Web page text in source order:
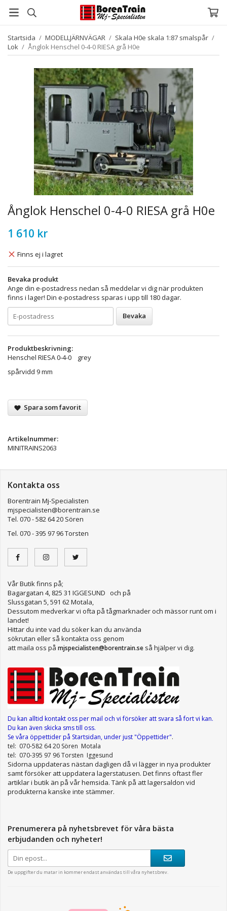
Startsida / MODELLJÄRNVÄGAR / Skala H0e skala 1:87 smalspår /
Lok / Ånglok Henschel 0-4-0 RIESA grå H0e
Ånglok Henschel 0-4-0 RIESA grå H0e
1 610 kr
Finns ej i lagret
Bevaka produkt
Ange din e-postadress nedan så meddelar vi dig när produkten
finns i lager! Din e-postadress sparas i upp till 180 dagar.
Bevaka
Produktbeskrivning:
Henschel RIESA 0-4-0 grey
spårvidd 9 mm
Spara som favorit
Artikelnummer:
MINITRAINS2063
Kontakta oss
Borentrain Mj-Specialisten
mjspecialisten@borentrain.se
Tel. 070 - 582 64 20 Sören
Tel. 070 - 395 97 96 Torsten
Vår Butik finns på;
Bagargatan 4, 825 31 IGGESUND och på
Slussgatan 5, 591 62 Motala,
Dessutom medverkar vi ofta på tågmarknader och mässor runt om i
landet!
Hittar du inte vad du söker kan du använda
sökrutan eller så kontakta oss genom
att maila oss på mjspecialisten@borentrain.se så hjälper vi dig.
Du kan alltid kontakt oss per mail och vi försöker att svara så fort vi kan.
Du kan även skicka sms till oss.
Se våra öppettiderpå Startsidan, under just "Öppettider".
tel: 070-582 64 20 Sören Motala
tel: 070-395 97 96 Torsten Iggesund
Sidorna uppdateras nästan dagligen då vi lägger in nya produkter
samt försöker att uppdatera lagerstatusen. Det finns oftast fler
artiklar i butik än på vår hemsida. Tänk på att lagersaldon vid
produkterna kanske inte stämmer.
Prenumerera på nyhetsbrevet för våra bästa
erbjudanden och nyheter!
De uppgifter du matar in kommer endast användas till våra nyhetsbrev.